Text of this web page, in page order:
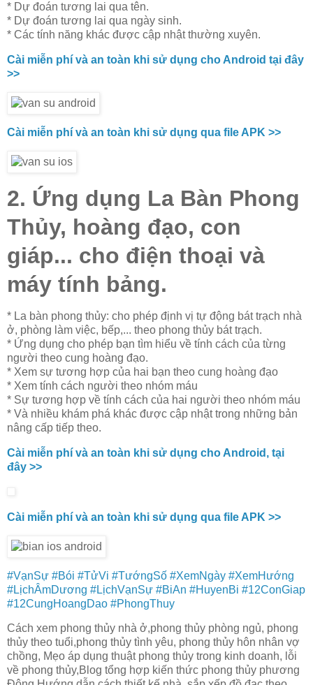
* Dự đoán tương lai qua tên.
* Dự đoán tương lai qua ngày sinh.
* Các tính năng khác được cập nhật thường xuyên.
Cài miễn phí và an toàn khi sử dụng cho Android tại đây
>>
Cài miễn phí và an toàn khi sử dụng qua file APK >>
2. Ứng dụng La Bàn Phong
Thủy, hoàng đạo, con
giáp... cho điện thoại và
máy tính bảng.
* La bàn phong thủy: cho phép định vị tự động bát trạch nhà
ở, phòng làm việc, bếp,... theo phong thủy bát trạch.
* Ứng dụng cho phép bạn tìm hiểu về tính cách của từng
người theo cung hoàng đạo.
* Xem sự tương hợp của hai bạn theo cung hoàng đạo
* Xem tính cách người theo nhóm máu
* Sự tương hợp về tính cách của hai người theo nhóm máu
* Và nhiều khám phá khác được cập nhật trong những bản
nâng cấp tiếp theo.
Cài miễn phí và an toàn khi sử dụng cho Android, tại
đây >>
Cài miễn phí và an toàn khi sử dụng qua file APK >>
#VạnSự #Bói #TửVi #TướngSố #XemNgày #XemHướng
#LịchÂmDương #LịchVạnSự #BiAn #HuyenBi #12ConGiap
#12CungHoangDao #PhongThuy
Cách xem phong thủy nhà ở,phong thủy phòng ngủ, phong
thủy theo tuổi,phong thủy tình yêu, phong thủy hôn nhân vợ
chồng, Mẹo áp dụng thuật phong thủy trong kinh doanh, lỗi
về phong thủy,Blog tổng hợp kiến thức phong thủy phương